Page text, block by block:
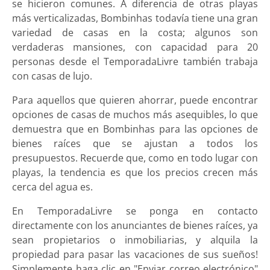
se hicieron comunes. A diferencia de otras playas
más verticalizadas, Bombinhas todavía tiene una gran
variedad de casas en la costa; algunos son
verdaderas mansiones, con capacidad para 20
personas desde el TemporadaLivre también trabaja
con casas de lujo.
Para aquellos que quieren ahorrar, puede encontrar
opciones de casas de muchos más asequibles, lo que
demuestra que en Bombinhas para las opciones de
bienes raíces que se ajustan a todos los
presupuestos. Recuerde que, como en todo lugar con
playas, la tendencia es que los precios crecen más
cerca del agua es.
En TemporadaLivre se ponga en contacto
directamente con los anunciantes de bienes raíces, ya
sean propietarios o inmobiliarias, y alquila la
propiedad para pasar las vacaciones de sus sueños!